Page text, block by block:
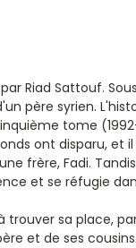
Riad Sattouf.
syrien.
tome
ont disparu, et
frère, Fadi.
et se réfugie
trouver sa place,
et de ses